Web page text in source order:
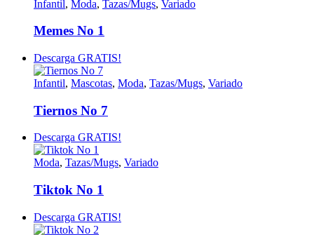
Infantil, Moda, Tazas/Mugs, Variado
Memes No 1
Descarga GRATIS!
Infantil, Mascotas, Moda, Tazas/Mugs, Variado
Tiernos No 7
Descarga GRATIS!
Moda, Tazas/Mugs, Variado
Tiktok No 1
Descarga GRATIS!